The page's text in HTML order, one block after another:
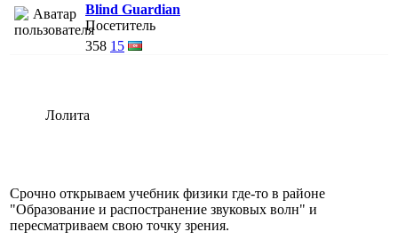
Blind Guardian
Посетитель
358 15
Лолита
Срочно открываем учебник физики где-то в районе
"Образование и распостранение звуковых волн" и
пересматриваем свою точку зрения.